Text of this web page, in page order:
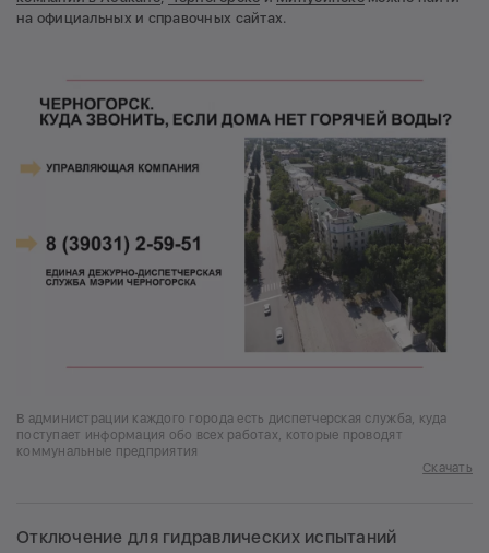
на официальных и справочных сайтах.
В администрации каждого города есть диспетчерская служба, куда
поступает информация обо всех работах, которые проводят
коммунальные предприятия
Скачать
Отключение для гидравлических испытаний